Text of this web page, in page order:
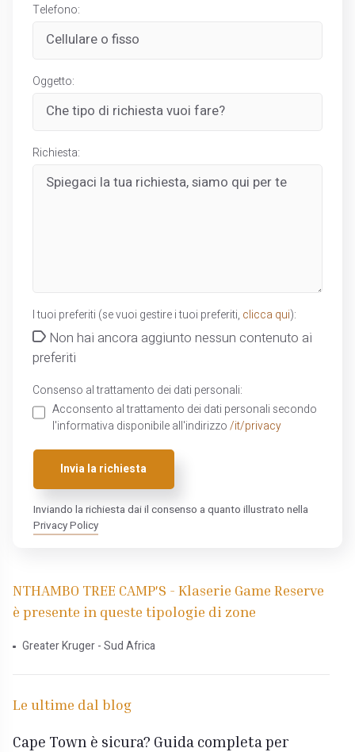
Telefono:
Oggetto:
Richiesta:
I tuoi preferiti (se vuoi gestire i tuoi preferiti, clicca qui):
Non hai ancora aggiunto nessun contenuto ai
preferiti
Consenso al trattamento dei dati personali:
Acconsento al trattamento dei dati personali secondo
l'informativa disponibile all'indirizzo /it/privacy
Invia la richiesta
Inviando la richiesta dai il consenso a quanto illustrato nella
Privacy Policy
NTHAMBO TREE CAMP'S - Klaserie Game Reserve
è presente in queste tipologie di zone
Greater Kruger - Sud Africa
Le ultime dal blog
Cape Town è sicura? Guida completa per